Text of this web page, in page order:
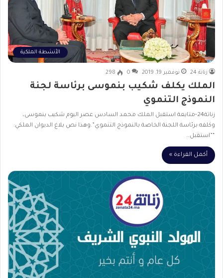
الأنشطة الملكية
زناتة 24 نوفمبر 19, 2019 0
298
الملك يكلف شكيب بنموسى برئاسة لجنة
النموذج التنموي
زناتة24-متابعة استقبل الملك محمد السادس عصر اليوم شكيب بنموسى،
وكلفه برئاسة اللجنة الخاصة بالنموذج التنموي”.وهذا نص بلاغ الديوان الملكي:
“”استقبل…
أكمل القراءة »